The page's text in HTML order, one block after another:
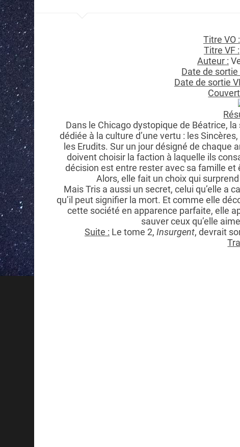
Titre VO :
Titre VF :
Auteur :
Date de sortie
Date de sortie
Dans le Chicago dystopique de Béatrice,
dédiée à la culture d’une vertu : les
les Erudits. Sur un jour désigné de chaque
doivent choisir la faction à laquelle ils
décision est entre rester avec sa famille
Alors, elle fait un choix qui
Mais Tris a aussi un secret, celui qu’elle a
qu’il peut signifier la mort. Et comme elle
cette société en apparence parfaite, elle
sauver ceux qu’elle
Suite : Le tome 2, Insurgent, devrait